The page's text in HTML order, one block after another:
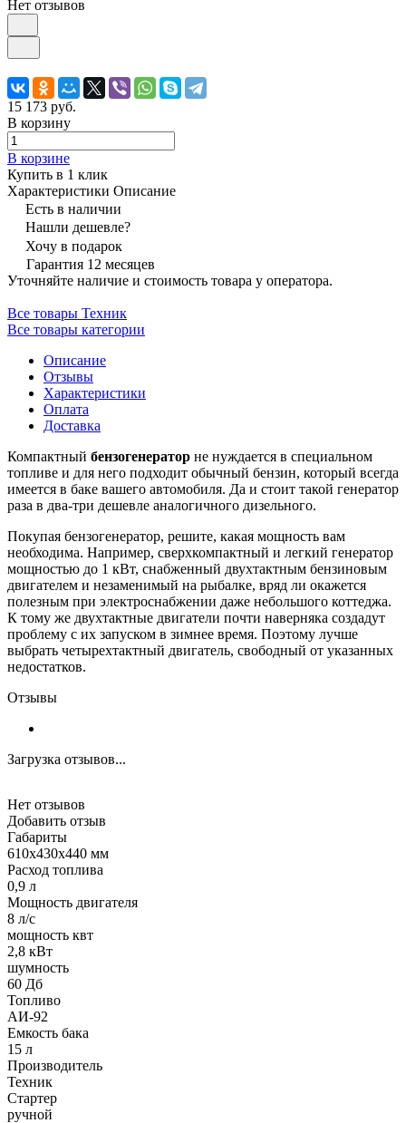
Нет отзывов
15 173 руб.
В корзину
В корзине
Купить в 1 клик
Характеристики Описание
Есть в наличии
Нашли дешевле?
Хочу в подарок
Гарантия 12 месяцев
Уточняйте наличие и стоимость товара у оператора.
Все товары Техник
Все товары категории
Описание
Отзывы
Характеристики
Оплата
Доставка
Компактный бензогенератор не нуждается в специальном
топливе и для него подходит обычный бензин, который всегда
имеется в баке вашего автомобиля. Да и стоит такой генератор
раза в два-три дешевле аналогичного дизельного.
Покупая бензогенератор, решите, какая мощность вам
необходима. Например, сверхкомпактный и легкий генератор
мощностью до 1 кВт, снабженный двухтактным бензиновым
двигателем и незаменимый на рыбалке, вряд ли окажется
полезным при электроснабжении даже небольшого коттеджа.
К тому же двухтактные двигатели почти наверняка создадут
проблему с их запуском в зимнее время. Поэтому лучше
выбрать четырехтактный двигатель, свободный от указанных
недостатков.
Отзывы
Загрузка отзывов...
Нет отзывов
Добавить отзыв
Габариты
610х430х440 мм
Расход топлива
0,9 л
Мощность двигателя
8 л/с
мощность квт
2,8 кВт
шумность
60 Дб
Топливо
АИ-92
Емкость бака
15 л
Производитель
Техник
Стартер
ручной